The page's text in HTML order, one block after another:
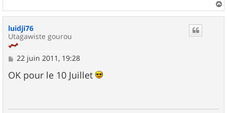
a
luidji76
Utagawiste gourou
M
s
s
22 juin 2011, 19:28
OK pour le 10 Juillet